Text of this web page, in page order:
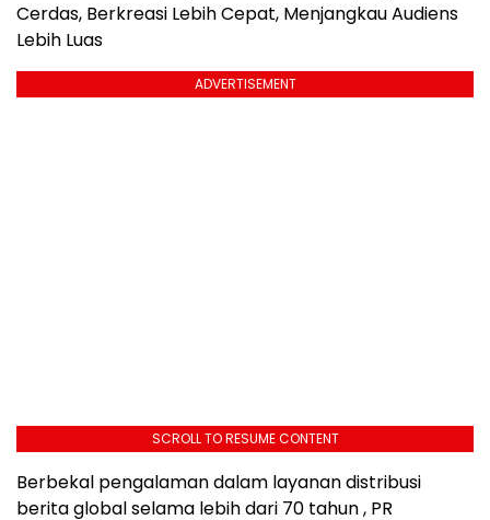
Cerdas, Berkreasi Lebih Cepat, Menjangkau Audiens
Lebih Luas
ADVERTISEMENT
SCROLL TO RESUME CONTENT
Berbekal pengalaman dalam layanan distribusi
berita global selama lebih dari 70 tahun , PR